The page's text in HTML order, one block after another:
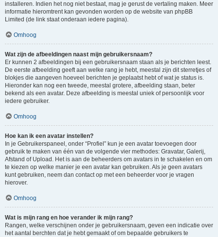
installeren. Indien het nog niet bestaat, mag je gerust de vertaling maken. Meer
informatie hieromtrent kan gevonden worden op de website van phpBB
Limited (de link staat onderaan iedere pagina).
Omhoog
Wat zijn de afbeeldingen naast mijn gebruikersnaam?
Er kunnen 2 afbeeldingen bij een gebruikersnaam staan als je berichten leest.
De eerste afbeelding geeft aan welke rang je hebt, meestal zijn dit sterretjes of
blokjes die aangeven hoeveel berichten je geplaatst hebt of wat je status is.
Hieronder kan nog een tweede, meestal grotere, afbeelding staan, beter
bekend als een avatar. Deze afbeelding is meestal uniek of persoonlijk voor
iedere gebruiker.
Omhoog
Hoe kan ik een avatar instellen?
In je Gebruikerspaneel, onder “Profiel” kun je een avatar toevoegen door
gebruik te maken van één van de volgende vier methodes: Gravatar, Galerij,
Afstand of Upload. Het is aan de beheerders om avatars in te schakelen en om
te kiezen op welke manier je een avatar kan gebruiken. Als je geen avatars
kunt gebruiken, neem dan contact op met een beheerder voor je vragen
hierover.
Omhoog
Wat is mijn rang en hoe verander ik mijn rang?
Rangen, welke verschijnen onder je gebruikersnaam, geven een indicatie over
het aantal berchten dat je hebt gemaakt of om bepaalde gebruikers te